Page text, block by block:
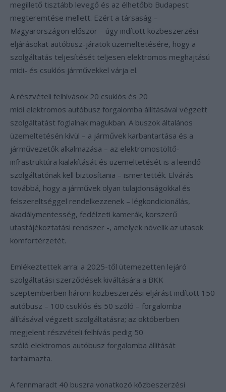
megillető tisztább levegő és az élhetőbb Budapest
megteremtése mellett. Ezért a társaság –
Magyarországon először – úgy indított közbeszerzési
eljárásokat autóbusz-járatok üzemeltetésére, hogy a
szolgáltatás teljesítését teljesen elektromos meghajtású
midi- és csuklós járművekkel várja el.
A részvételi felhívások 20 csuklós és 20
midi elektromos autóbusz forgalomba állításával végzett
szolgáltatást foglalnak magukban. A buszok általános
üzemeltetésén kívül – a járművek karbantartása és a
járművezetők alkalmazása – az elektromostöltő-
infrastruktúra kialakítását és üzemeltetését is a leendő
szolgáltatónak kell biztosítania – ismertették. Elvárás
továbbá, hogy a járművek olyan tulajdonságokkal és
felszereltséggel rendelkezzenek – légkondicionálás,
akadálymentesség, fedélzeti kamerák, korszerű
utastájékoztatási rendszer -, amelyek növelik az utasok
komfortérzetét.
Emlékeztettek arra: a 2025-től ütemezetten lejáró
szolgáltatási szerződések kiváltására a BKK
szeptemberben három közbeszerzési eljárást indított 150
autóbusz – 100 csuklós és 50 szóló – forgalomba
állításával végzett szolgáltatásra; az októberben
megjelent részvételi felhívás pedig 50
szóló elektromos autóbusz forgalomba állítását
tartalmazta.
A fennmaradt 40 buszra vonatkozó közbeszerzési